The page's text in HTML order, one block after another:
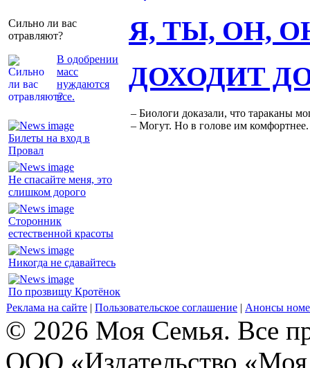
Сильно ли вас
отравляют?
В одобрении
масс
нуждаются
все.
Я, ТЫ, ОН,
Билеты на вход в
Провал
Не спасайте меня, это
слишком дорого
Сторонник
естественной красоты
Никогда не сдавайтесь
По прозвищу Кротёнок
ДОХОДИТ
– Биологи доказали, что тараканы
– Могут. Но в голове им комфортнее.
Реклама на сайте | Пользовательское соглашение | Анонсы
© 2026 Моя Семья. Все
ООО «Издательство